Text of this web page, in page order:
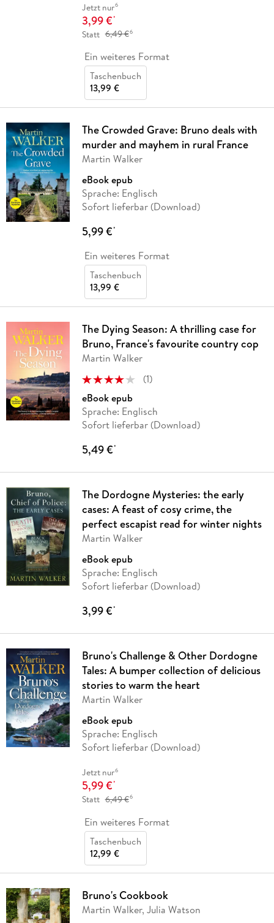
Jetzt nur6
3,99 €*
Statt 6,49 €6
Ein weiteres Format
Taschenbuch
13,99 €
The Crowded Grave: Bruno deals with
murder and mayhem in rural France
Martin Walker
eBook epub
Sprache: Englisch
Sofort lieferbar (Download)
5,99 €*
Ein weiteres Format
Taschenbuch
13,99 €
The Dying Season: A thrilling case for
Bruno, France's favourite country cop
Martin Walker
(1)
eBook epub
Sprache: Englisch
Sofort lieferbar (Download)
5,49 €*
The Dordogne Mysteries: the early
cases: A feast of cosy crime, the
perfect escapist read for winter nights
Martin Walker
eBook epub
Sprache: Englisch
Sofort lieferbar (Download)
3,99 €*
Bruno's Challenge & Other Dordogne
Tales: A bumper collection of delicious
stories to warm the heart
Martin Walker
eBook epub
Sprache: Englisch
Sofort lieferbar (Download)
Jetzt nur6
5,99 €*
Statt 6,49 €6
Ein weiteres Format
Taschenbuch
12,99 €
Bruno's Cookbook
Martin Walker, Julia Watson